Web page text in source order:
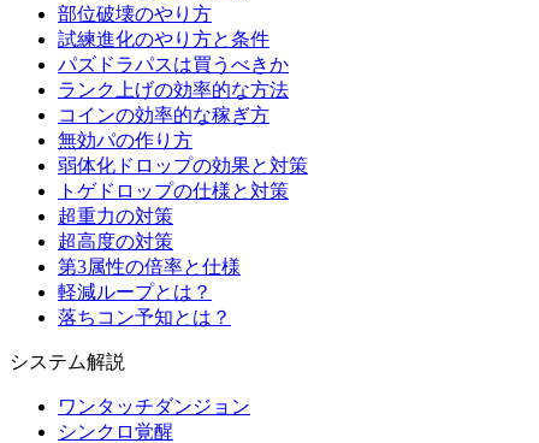
部位破壊のやり方
試練進化のやり方と条件
パズドラパスは買うべきか
ランク上げの効率的な方法
コインの効率的な稼ぎ方
無効パの作り方
弱体化ドロップの効果と対策
トゲドロップの仕様と対策
超重力の対策
超高度の対策
第3属性の倍率と仕様
軽減ループとは？
落ちコン予知とは？
システム解説
ワンタッチダンジョン
シンクロ覚醒